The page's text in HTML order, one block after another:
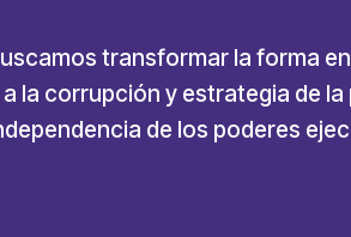
transformar la forma
la corrupción y estrategia de
de los poderes